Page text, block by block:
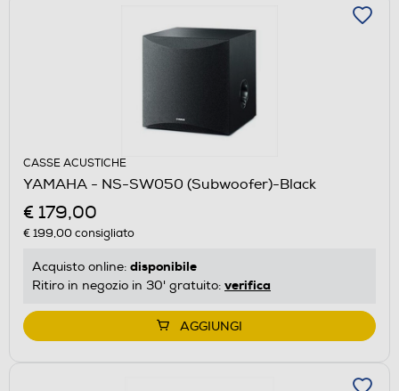
CASSE ACUSTICHE
YAMAHA - NS-SW050 (Subwoofer)-Black
€ 179,00
€ 199,00consigliato
Acquisto online: disponibile
Ritiro in negozio in 30' gratuito: verifica
AGGIUNGI